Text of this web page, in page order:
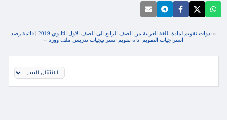
« ادوات تقويم لمادة اللغة العربية من الصف الرابع الى الصف الاول الثانوي 2019 | قائمة رصد
استراجيات التقويم اداة تقويم استراتيجيات تدريس ملف وورد »